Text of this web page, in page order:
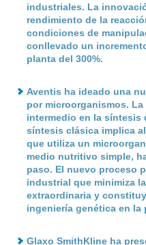
industriales. La
rendimiento de la
condiciones de
conllevado un
planta del 300%.
Aventis ha ideado una
por microorganismos.
intermedio en la síntesis
síntesis clásica implica
que utiliza un
medio nutritivo simple,
paso. El nuevo proceso
industrial que minimiza
extraordinaria y
ingeniería genética en la
Glaxo SmithKlineha